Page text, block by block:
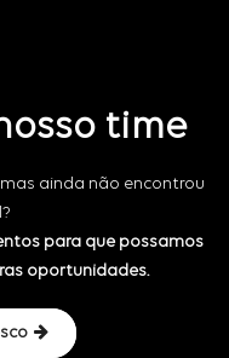
time
ainda não encontrou
para que possamos
oportunidades.